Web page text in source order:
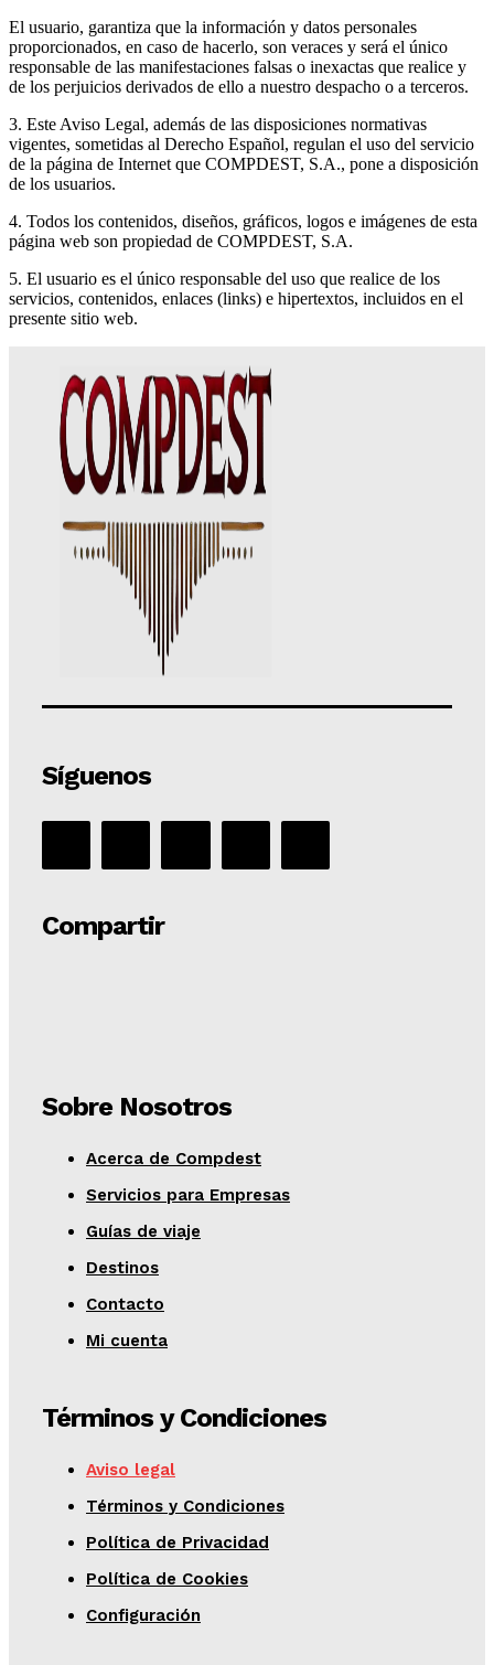
El usuario, garantiza que la información y datos personales
proporcionados, en caso de hacerlo, son veraces y será el único
responsable de las manifestaciones falsas o inexactas que realice y
de los perjuicios derivados de ello a nuestro despacho o a terceros.
3. Este Aviso Legal, además de las disposiciones normativas
vigentes, sometidas al Derecho Español, regulan el uso del servicio
de la página de Internet que COMPDEST, S.A., pone a disposición
de los usuarios.
4. Todos los contenidos, diseños, gráficos, logos e imágenes de esta
página web son propiedad de COMPDEST, S.A.
5. El usuario es el único responsable del uso que realice de los
servicios, contenidos, enlaces (links) e hipertextos, incluidos en el
presente sitio web.
Síguenos
Compartir
Sobre Nosotros
Acerca de Compdest
Servicios para Empresas
Guías de viaje
Destinos
Contacto
Mi cuenta
Términos y Condiciones
Aviso legal
Términos y Condiciones
Política de Privacidad
Política de Cookies
Configuración